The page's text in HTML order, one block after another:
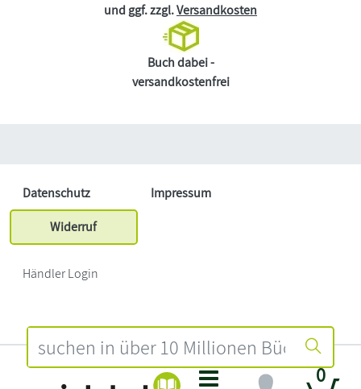
0
und ggf. zzgl.Versandkosten
Buch dabei -
versandkostenfrei
Datenschutz
Impressum
Widerruf
Händler Login